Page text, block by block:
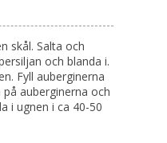
skål. Salta och
och blanda i.
Fyll auberginerna
auberginerna och
i ugnen i ca 40-50